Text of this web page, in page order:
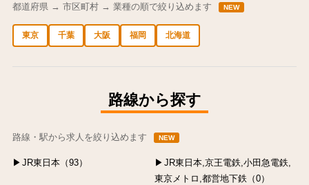
都道府県 → 市区町村 → 業種の順で絞り込めます NEW
東京 千葉 大阪 福岡 北海道
路線から探す
路線・駅から求人を絞り込めます NEW
JR東日本（93）
JR東日本,京王電鉄,小田急電鉄,
東京メトロ,都営地下鉄（0）